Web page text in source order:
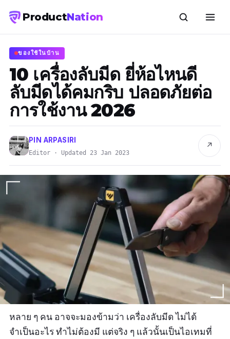
ProductNation
ของใช้ในบ้าน
10 เครื่องลับมีด ยี่ห้อไหนดี
ลับมีดได้คมกริบ ปลอดภัยต่อ
การใช้งาน 2026
PIN ARPASIRI
Editor · Updated 23 Jan 2023
↗
หลาย ๆ คน อาจจะมองข้ามว่า เครื่องลับมีด ไม่ได้
จำเป็นอะไร ทำไม่ต้องมี แต่จริง ๆ แล้วนั้นเป็นไอเทมที่